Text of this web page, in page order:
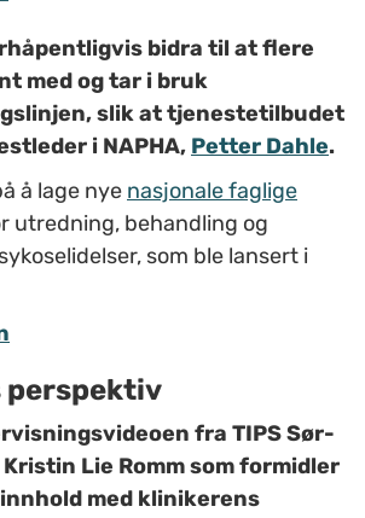
bidra til at flere
med og tar i bruk
slik at tjenestetilbudet
i NAPHA, Petter Dahle.
å lage nye nasjonale faglige
utredning, behandling og
som ble lansert i
perspektiv
fra TIPS Sør-
Lie Romm som formidler
med klinikerens